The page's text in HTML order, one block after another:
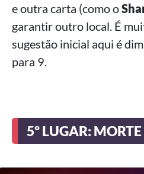
e outra carta (como o
garantir outro local. É
sugestão inicial aqui é
para 9.
5º LUGAR: MORTE